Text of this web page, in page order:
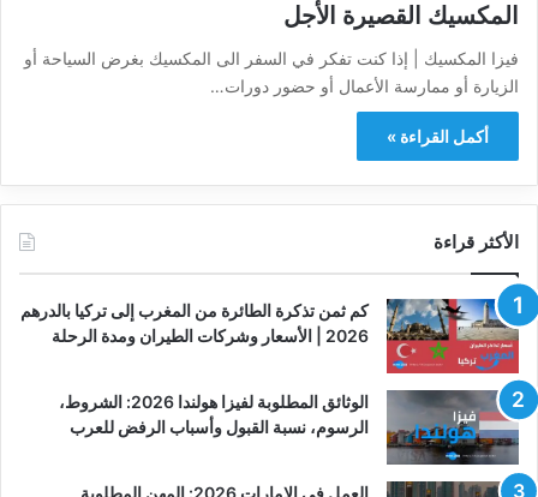
المكسيك القصيرة الأجل
فيزا المكسيك | إذا كنت تفكر في السفر الى المكسيك بغرض السياحة أو
الزيارة أو ممارسة الأعمال أو حضور دورات…
أكمل القراءة »
الأكثر قراءة
كم ثمن تذكرة الطائرة من المغرب إلى تركيا بالدرهم
2026 | الأسعار وشركات الطيران ومدة الرحلة
الوثائق المطلوبة لفيزا هولندا 2026: الشروط،
الرسوم، نسبة القبول وأسباب الرفض للعرب
العمل في الامارات 2026: المهن المطلوبة